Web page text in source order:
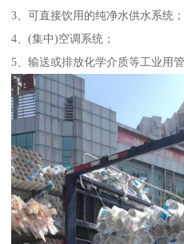
3、可直接饮用的纯净水供水系统；
4、(集中)空调系统；
5、输送或排放化学介质等工业用管